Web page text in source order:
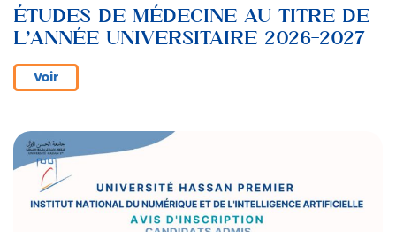
ÉTUDES DE MÉDECINE AU TITRE DE
L’ANNÉE UNIVERSITAIRE 2026-2027
Voir